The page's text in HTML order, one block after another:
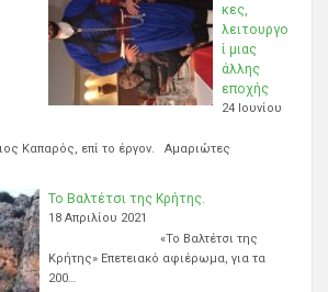
κες,
λειτουργο
ί μιας
άλλης
εποχής
24 Ιουνίου
Καπαρός, επί το έργον. Αμαριώτες
Το Βαλτέτσι της Κρήτης.
18 Απριλίου 2021
«Το Βαλτέτσι της
Κρήτης» Επετειακό αφιέρωμα, για τα
200…